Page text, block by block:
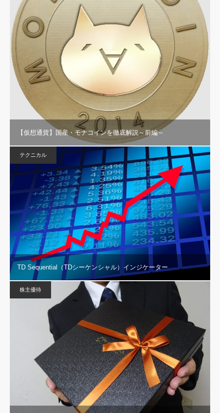
【仮想通貨】国産・モナコインを徹底解説～前編～
テクニカル
TD Sequential（TDシーケンシャル）インジケーター
株主優待